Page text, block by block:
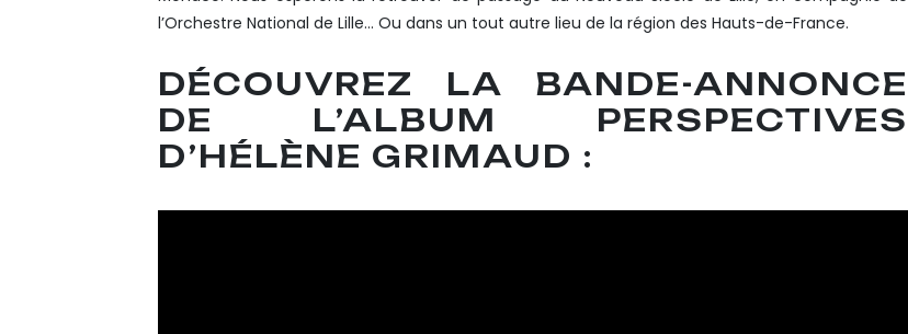
l’Orchestre National de Lille… Ou dans un tout autre lieu de la région des Hauts-de-France.
DÉCOUVREZ LA BANDE-ANNONCE
DE L’ALBUM PERSPECTIVES
D’HÉLÈNE GRIMAUD :